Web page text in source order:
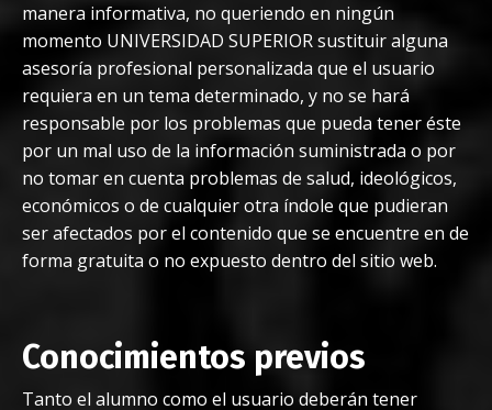
manera informativa, no queriendo en ningún
momento UNIVERSIDAD SUPERIOR sustituir alguna
asesoría profesional personalizada que el usuario
requiera en un tema determinado, y no se hará
responsable por los problemas que pueda tener éste
por un mal uso de la información suministrada o por
no tomar en cuenta problemas de salud, ideológicos,
económicos o de cualquier otra índole que pudieran
ser afectados por el contenido que se encuentre en de
forma gratuita o no expuesto dentro del sitio web.
Conocimientos previos
Tanto el alumno como el usuario deberán tener